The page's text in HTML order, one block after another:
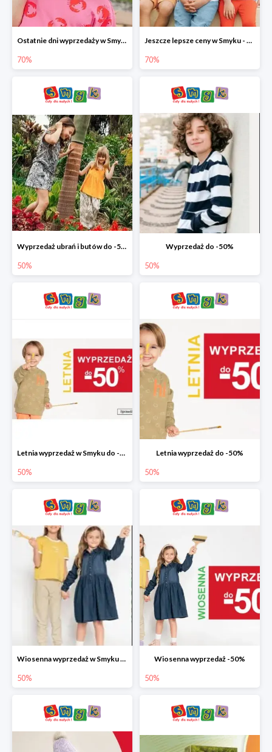
Ostatnie dni wyprzedaży w Smyku - ubrania i buty do -70%
70%
Jeszcze lepsze ceny w Smyku - ubrania i buty do -70%
70%
Wyprzedaż ubrań i butów do -50%
50%
Wyprzedaż do -50%
50%
Letnia wyprzedaż w Smyku do -50%
50%
Letnia wyprzedaż do -50%
50%
Wiosenna wyprzedaż w Smyku do -50%
50%
Wiosenna wyprzedaż -50%
50%